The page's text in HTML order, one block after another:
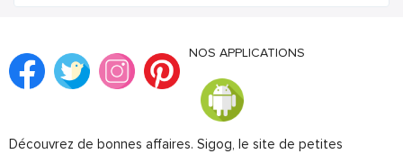
NOS APPLICATIONS
Découvrez de bonnes affaires. Sigog, le site de petites